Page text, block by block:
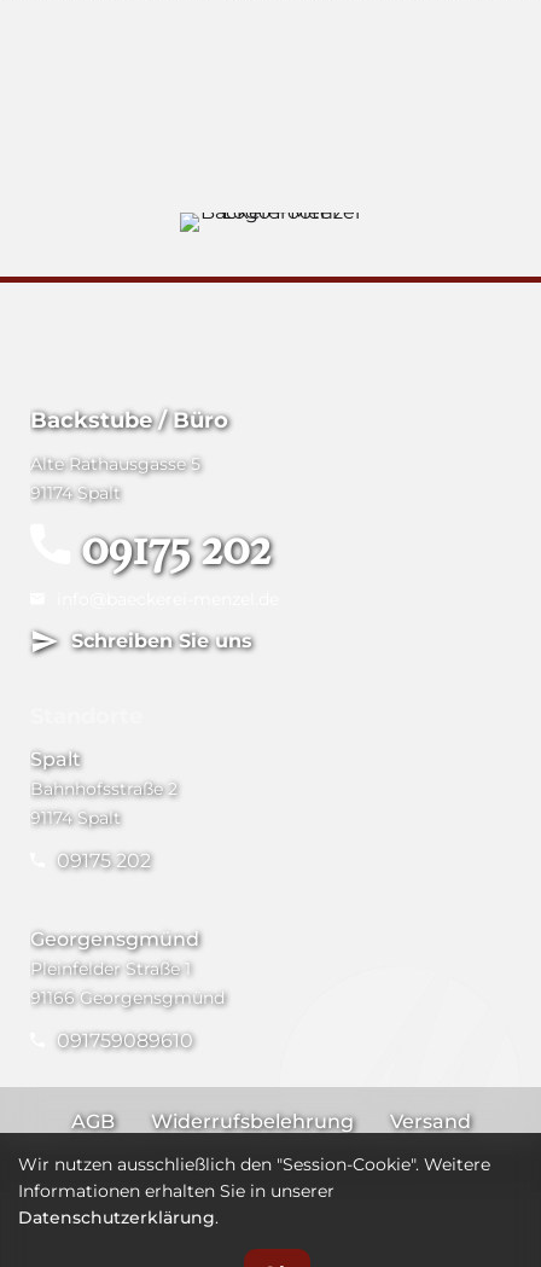
Backstube / Büro
Alte Rathausgasse 5
91174 Spalt
09175 202
Schreiben Sie uns
Spalt
Bahnhofsstraße 2
91174 Spalt
09175 202
Georgensgmünd
Pleinfelder Straße 1
91166 Georgensgmünd
091759089610
AGB Widerrufsbelehrung
Versand
Impressum
Datenschutz
Wir nutzen ausschließlich den "Session-Cookie". Weitere
Informationen erhalten Sie in unserer
Datenschutzerklärung.